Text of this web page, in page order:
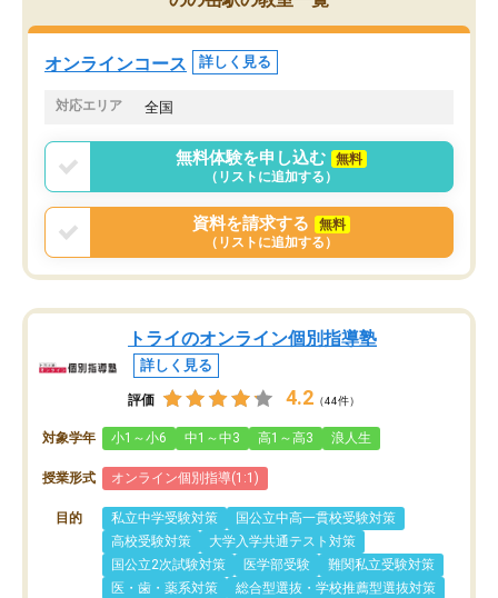
ションを維持できました。「やらされ
る勉強」から「目標のための勉強」へ
意識が変わったことが、目標校への合
た。自分から学ぶ姿勢を
オンラインコース 詳しく見る
対応エリア 全国
無料体験を申し込む
無料
（リストに追加する）
資料を請求する
無料
（リストに追加する）
トライのオンライン個別指導塾
詳しく見る
評価 4.2 （44件）
対象学年 小1～小6 中1～中3 高1～高3 浪人生
授業形式 オンライン個別指導(1:1)
目的 私立中学受験対策
国公立中高一貫校受験対策
高校受験対策
大学入学共通テスト対策
国公立2次試験対策
医学部受験
難関私立受験対策
医・歯・薬系対策
総合型選抜・学校推薦型選抜対策